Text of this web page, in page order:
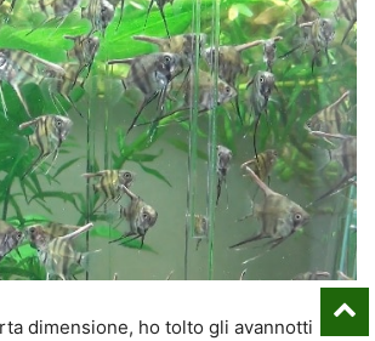
dimensione, ho tolto gli avannotti